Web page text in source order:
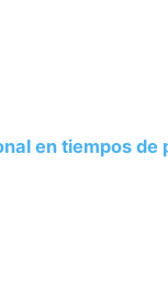
en tiempos de